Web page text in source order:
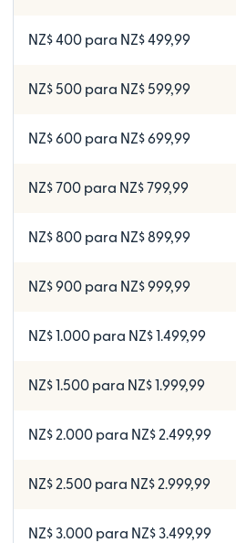
NZ$ 400 para NZ$ 499,99
NZ$ 500 para NZ$ 599,99
NZ$ 600 para NZ$ 699,99
NZ$ 700 para NZ$ 799,99
NZ$ 800 para NZ$ 899,99
NZ$ 900 para NZ$ 999,99
NZ$ 1.000 para NZ$ 1.499,99
NZ$ 1.500 para NZ$ 1.999,99
NZ$ 2.000 para NZ$ 2.499,99
NZ$ 2.500 para NZ$ 2.999,99
NZ$ 3.000 para NZ$ 3.499,99